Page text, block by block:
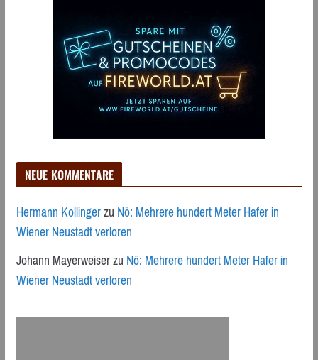
NEUE KOMMENTARE
Hermann KollingerzuNö: Mehrere hundert Meter Hafer in
Wiener Neustadt verloren
Johann MayerweiserzuNö: Mehrere hundert Meter Hafer in
Wiener Neustadt verloren